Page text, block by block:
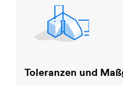
Toleranzen und